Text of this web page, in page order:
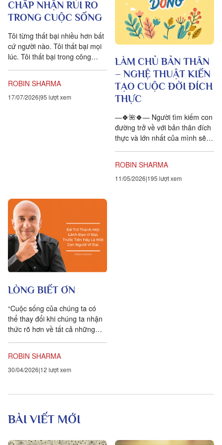
CHẤP NHẬN RỦI RO
TRONG CUỘC SỐNG
Tôi từng thất bại nhiều hơn bất
cứ người nào. Tôi thất bại mọi
lúc. Tôi thất bại trong công
ROBIN SHARMA
17/07/2026 95 lượt xem
LÀM CHỦ BẢN THÂN
– NGHỆ THUẬT KIẾN
TẠO CUỘC ĐỜI ĐÍCH
THỰC
—🍀🌺🍀— Người tìm kiếm con
đường trở về với bản thân đích
thực và lớn nhất của mình sẽ
ROBIN SHARMA
11/05/2026 195 lượt xem
LÒNG BIẾT ƠN
“Cuộc sống của chúng ta có
thể thay đổi khi chúng ta nhận
thức rõ hơn về tất cả những
ROBIN SHARMA
30/04/2026 12 lượt xem
BÀI VIẾT MỚI